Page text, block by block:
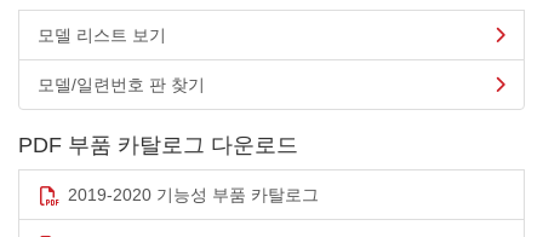
모델 리스트 보기
모델/일련번호 판 찾기
PDF 부품 카탈로그 다운로드
2019-2020 기능성 부품 카탈로그